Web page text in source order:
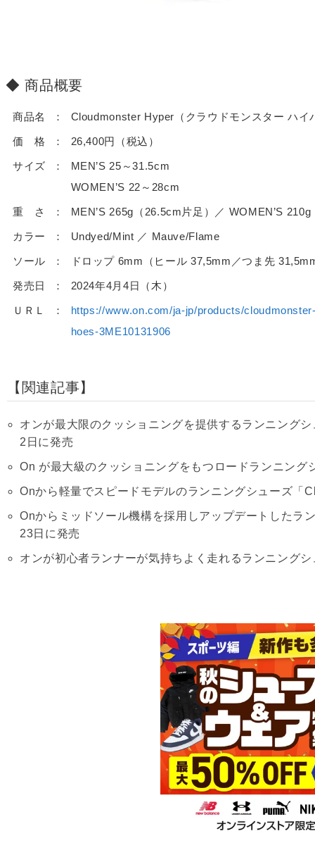
商品概要
商品名 Cloudmonster Hyper（クラウドモンスター ハイ
価 格 26,400円（税込）
サイズ
MEN’S 25～31.5cm
WOMEN’S 22～28cm
重 さ MEN’S 265g（26.5cm片足）／ WOMEN’S
カラー Undyed/Mint ／ Mauve/Flame
ソール ドロップ 6mm（ヒール 37,5mm／つま先
発売日 2024年4月4日（木）
ＵＲＬ
https://www.on.com/ja-jp/products/
hoes-3ME10131906
関連記事
オンが最大限のクッショニングを提供するランニング
2日に発売
On が最大級のクッショニングをもつロードランニン
Onから軽量でスピードモデルのランニングシューズ「
Onからミッドソール機構を採用しアップデートしたラ
23日に発売
オンが初心者ランナーが気持ちよく走れるランニング